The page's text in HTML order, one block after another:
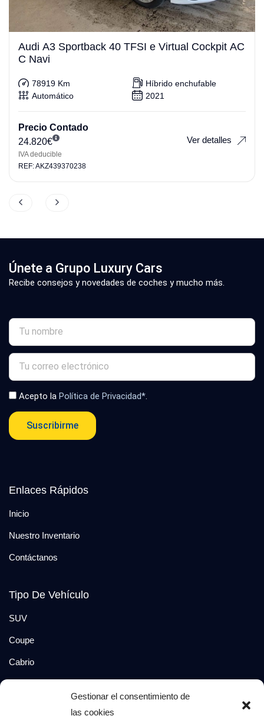
Gestionar el consentimiento de
las cookies
Audi A3 Sportback 40 TFSI e Virtual Cockpit AC
C Navi
78919 Km
Híbrido enchufable
Automático
2021
Precio Contado
24.820€
IVA deducible
Ver detalles
REF: AKZ439370238
Únete a Grupo Luxury Cars
Recibe consejos y novedades de coches y mucho más.
Acepto la Política de Privacidad*
Suscribirme
Enlaces Rápidos
Inicio
Nuestro Inventario
Contáctanos
Tipo De Vehículo
SUV
Coupe
Cabrio